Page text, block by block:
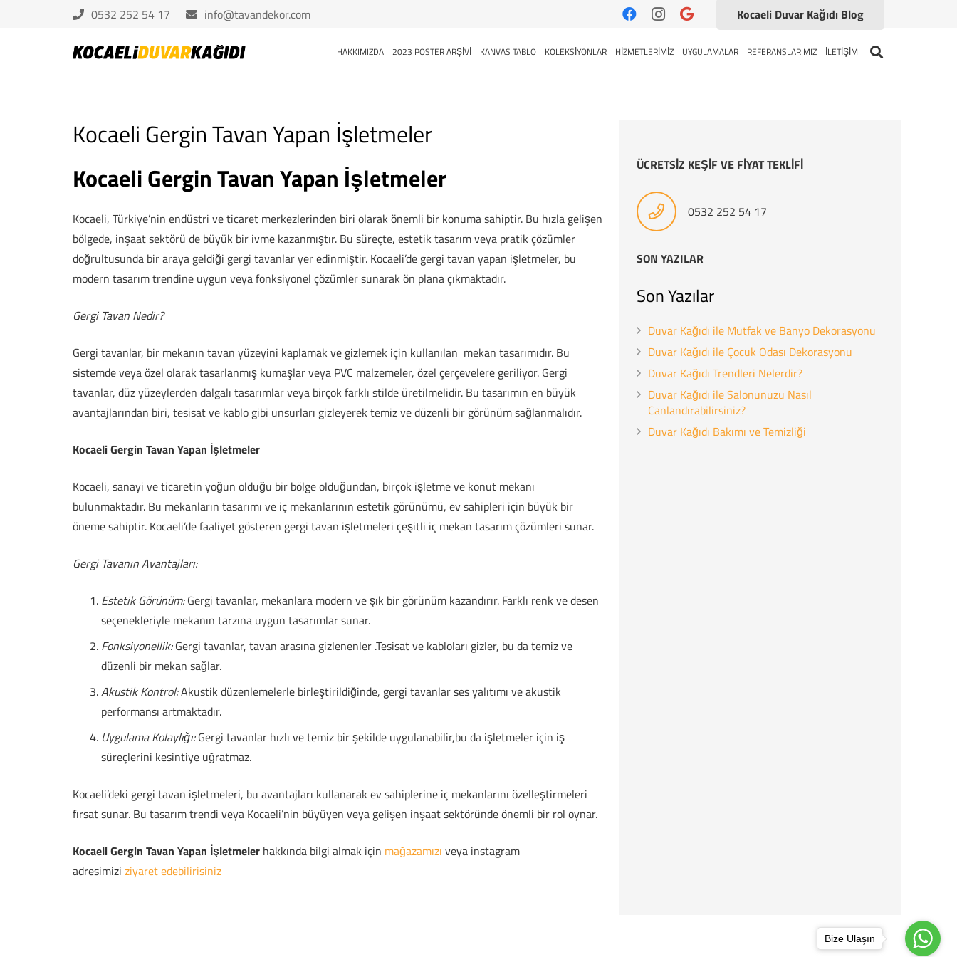
0532 252 54 17 info@tavandekor.com Kocaeli Duvar Kağıdı Blog
HAKKIMIZDA 2023 POSTER ARŞİVİ KANVAS TABLO KOLEKSİYONLAR HİZMETLERİMİZ UYGULAMALAR REFERANSLARIMIZ İLETİŞİM
Kocaeli Gergin Tavan Yapan İşletmeler
Kocaeli Gergin Tavan Yapan İşletmeler
Kocaeli, Türkiye’nin endüstri ve ticaret merkezlerinden biri olarak önemli bir konuma sahiptir. Bu hızla gelişen
bölgede, inşaat sektörü de büyük bir ivme kazanmıştır. Bu süreçte, estetik tasarım veya pratik çözümler
doğrultusunda bir araya geldiği gergi tavanlar yer edinmiştir. Kocaeli’de gergi tavan yapan işletmeler, bu
modern tasarım trendine uygun veya fonksiyonel çözümler sunarak ön plana çıkmaktadır.
Gergi Tavan Nedir?
Gergi tavanlar, bir mekanın tavan yüzeyini kaplamak ve gizlemek için kullanılan mekan tasarımıdır. Bu
sistemde veya özel olarak tasarlanmış kumaşlar veya PVC malzemeler, özel çerçevelere geriliyor. Gergi
tavanlar, düz yüzeylerden dalgalı tasarımlar veya birçok farklı stilde üretilmelidir. Bu tasarımın en büyük
avantajlarından biri, tesisat ve kablo gibi unsurları gizleyerek temiz ve düzenli bir görünüm sağlanmalıdır.
Kocaeli Gergin Tavan Yapan İşletmeler
Kocaeli, sanayi ve ticaretin yoğun olduğu bir bölge olduğundan, birçok işletme ve konut mekanı
bulunmaktadır. Bu mekanların tasarımı ve iç mekanlarının estetik görünümü, ev sahipleri için büyük bir
öneme sahiptir. Kocaeli’de faaliyet gösteren gergi tavan işletmeleri çeşitli iç mekan tasarım çözümleri sunar.
Gergi Tavanın Avantajları:
Estetik Görünüm:Gergi tavanlar, mekanlara modern ve şık bir görünüm kazandırır. Farklı renk ve desen
seçenekleriyle mekanın tarzına uygun tasarımlar sunar.
Fonksiyonellik:Gergi tavanlar, tavan arasına gizlenenler .Tesisat ve kabloları gizler, bu da temiz ve
düzenli bir mekan sağlar.
Akustik Kontrol:Akustik düzenlemelerle birleştirildiğinde, gergi tavanlar ses yalıtımı ve akustik
performansı artmaktadır.
Uygulama Kolaylığı:Gergi tavanlar hızlı ve temiz bir şekilde uygulanabilir,bu da işletmeler için iş
süreçlerini kesintiye uğratmaz.
Kocaeli’deki gergi tavan işletmeleri, bu avantajları kullanarak ev sahiplerine iç mekanlarını özelleştirmeleri
fırsat sunar. Bu tasarım trendi veya Kocaeli’nin büyüyen veya gelişen inşaat sektöründe önemli bir rol oynar.
Kocaeli Gergin Tavan Yapan İşletmeler hakkında bilgi almak için mağazamızı veya instagram
adresimizi ziyaret edebilirisiniz
ÜCRETSİZ KEŞİF VE FİYAT TEKLİFİ
0532 252 54 17
SON YAZILAR
Son Yazılar
Duvar Kağıdı ile Mutfak ve Banyo Dekorasyonu
Duvar Kağıdı ile Çocuk Odası Dekorasyonu
Duvar Kağıdı Trendleri Nelerdir?
Duvar Kağıdı ile Salonunuzu Nasıl
Canlandırabilirsiniz?
Duvar Kağıdı Bakımı ve Temizliği
Bize Ulaşın